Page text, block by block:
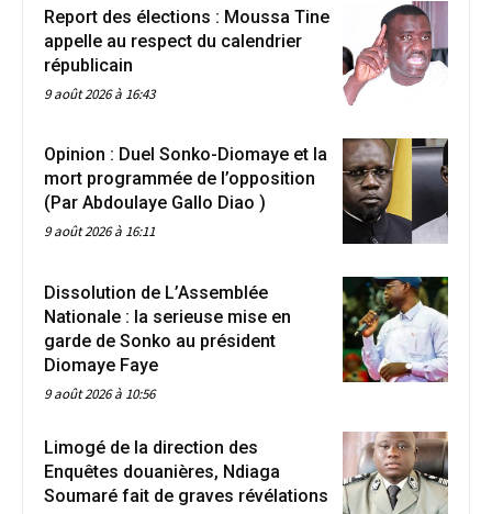
Report des élections : Moussa Tine
appelle au respect du calendrier
républicain
9 août 2026 à 16:43
Opinion : Duel Sonko-Diomaye et la
mort programmée de l’opposition
(Par Abdoulaye Gallo Diao )
9 août 2026 à 16:11
Dissolution de L’Assemblée
Nationale : la serieuse mise en
garde de Sonko au président
Diomaye Faye
9 août 2026 à 10:56
Limogé de la direction des
Enquêtes douanières, Ndiaga
Soumaré fait de graves révélations